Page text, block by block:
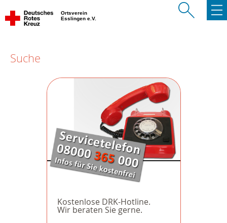
Ortsverein
Esslingen e.V.
Suche
Kostenlose DRK-Hotline.
Wir beraten Sie gerne.